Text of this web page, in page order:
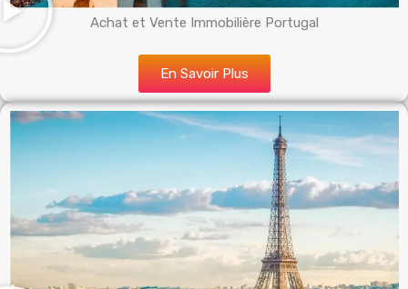
Achat et Vente Immobilière Portugal
En Savoir Plus